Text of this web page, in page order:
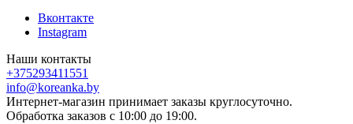
Вконтакте
Instagram
Наши контакты
+375293411551
info@koreanka.by
Интернет-магазин принимает заказы круглосуточно.
Обработка заказов с 10:00 до 19:00.